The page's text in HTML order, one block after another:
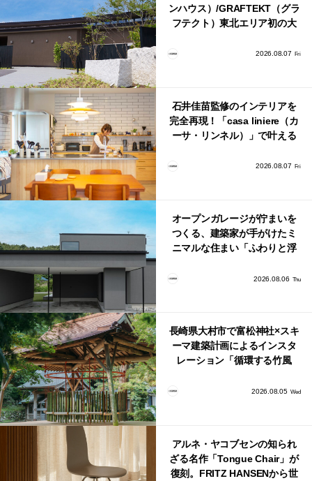
ンハウス）/GRAFTEKT（グラ
フテクト）東北エリア初の大
2026.08.07 Fri
石井佳苗監修のインテリアを
完全再現！「casa liniere（カ
ーサ・リンネル）」で叶える
2026.08.07 Fri
オープンガレージが佇まいを
つくる、建築家が手がけたミ
ニマルな住まい「ふわりと浮
2026.08.06 Thu
長崎県大村市で富松神社×スキ
ーマ建築計画によるインスタ
レーション「循環する竹風
2026.08.05 Wed
アルネ・ヤコブセンの知られ
ざる名作「Tongue Chair」が
復刻。FRITZ HANSENから世